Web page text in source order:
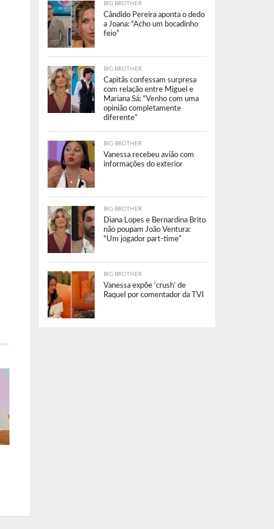
BIG BROTHER
Cândido Pereira aponta o dedo
a Joana: “Acho um bocadinho
feio”
BIG BROTHER
Capitãs confessam surpresa
com relação entre Miguel e
Mariana Sá: “Venho com uma
opinião completamente
diferente”
BIG BROTHER
Vanessa recebeu avião com
informações do exterior
BIG BROTHER
Diana Lopes e Bernardina Brito
não poupam João Ventura:
“Um jogador part-time”
BIG BROTHER
Vanessa expõe ‘crush’ de
Raquel por comentador da TVI